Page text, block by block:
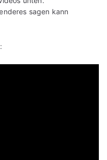
sagen kann